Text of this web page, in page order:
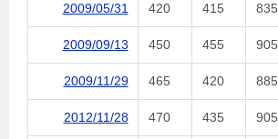
2009/05/31 420 415 835
2009/09/13 450 455 905
2009/11/29 465 420 885
2012/11/28 470 435 905